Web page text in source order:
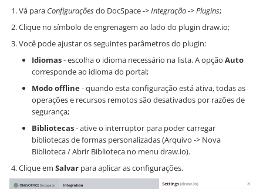
Vá para Configuraçõesdo DocSpace ->Integração->Plugins;
Clique no símbolo de engrenagem ao lado do plugin draw.io;
Você pode ajustar os seguintes parâmetros do plugin:
Idiomas- escolha o idioma necessário na lista. A opção Auto
corresponde ao idioma do portal;
Modo offline- quando esta configuração está ativa, todas as
operações e recursos remotos são desativados por razões de
segurança;
Bibliotecas- ative o interruptor para poder carregar
bibliotecas de formas personalizadas (Arquivo -> Nova
Biblioteca / Abrir Biblioteca no menu draw.io).
Clique em Salvar para aplicar as configurações.